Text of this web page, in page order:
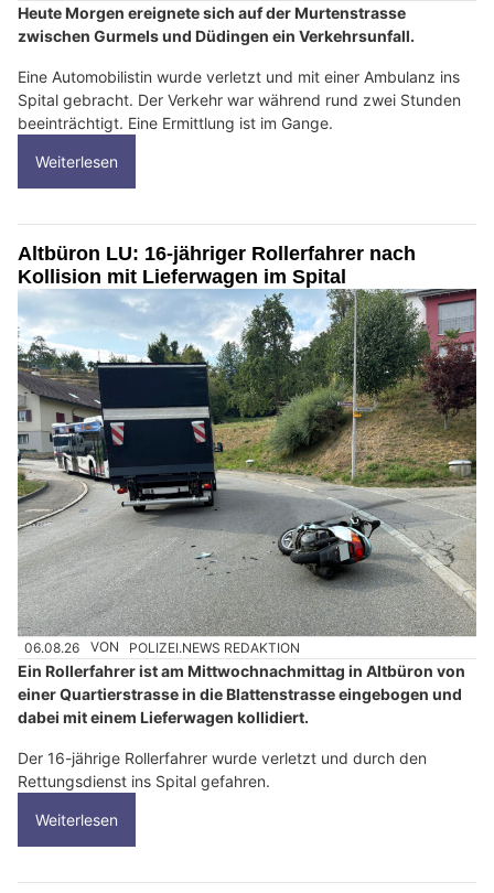
Heute Morgen ereignete sich auf der Murtenstrasse
zwischen Gurmels und Düdingen ein Verkehrsunfall.
Eine Automobilistin wurde verletzt und mit einer Ambulanz ins
Spital gebracht. Der Verkehr war während rund zwei Stunden
beeinträchtigt. Eine Ermittlung ist im Gange.
Weiterlesen
Altbüron LU: 16-jähriger Rollerfahrer nach
Kollision mit Lieferwagen im Spital
06.08.26 VON POLIZEI.NEWS REDAKTION
Ein Rollerfahrer ist am Mittwochnachmittag in Altbüron von
einer Quartierstrasse in die Blattenstrasse eingebogen und
dabei mit einem Lieferwagen kollidiert.
Der 16-jährige Rollerfahrer wurde verletzt und durch den
Rettungsdienst ins Spital gefahren.
Weiterlesen